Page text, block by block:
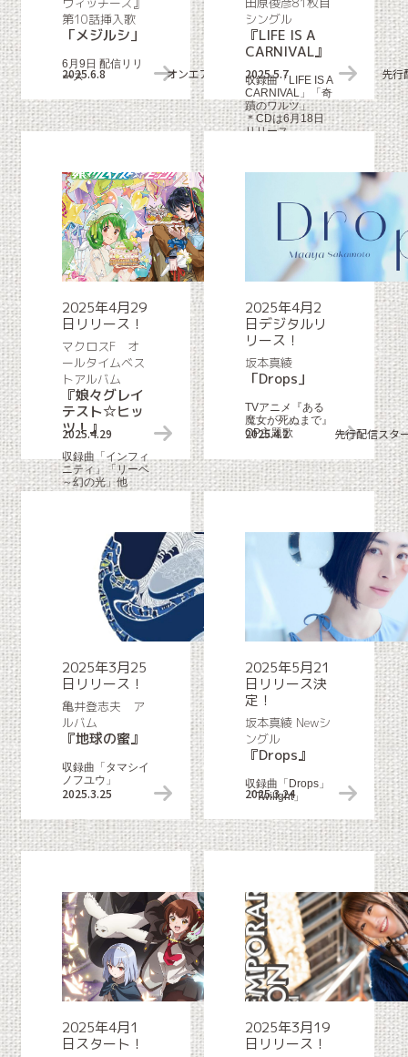
2025.6.8 オンエア＆配信リリース情報
第10話挿入歌
「メジルシ」
6月9日 配信リリ
ース
2025.5.7 先行
シングル
『LIFE IS A
CARNIVAL』
収録曲「LIFE IS A
CARNIVAL」「奇
蹟のワルツ」
＊CDは6月18日
リリース
2025.4.29 リリース情報
2025年4月29
日リリース！
マクロスF オ
ールタイムベス
トアルバム
『娘々グレイ
テスト☆ヒッ
ツ！』
収録曲「インフィ
ニティ」「リーベ
～幻の光」他
2025.4.2 先行配信スタ
2025年4月2
日デジタルリ
リース！
坂本真綾
「Drops」
TVアニメ『ある
魔女が死ぬまで』
OP主題歌
2025.3.25 リリース情報
2025年3月25
日リリース！
亀井登志夫 ア
ルバム
『地球の蜜』
収録曲「タマシイ
ノフユウ」
2025.3.24
2025年5月21
日リリース決
定！
坂本真綾 Newシ
ングル
『Drops』
収録曲「Drops」
「Twilight」
2025年4月1
日スタート！
2025年3月19
日リリース！